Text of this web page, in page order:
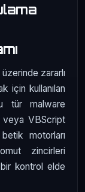
zararlı
için kullanılan
tür malware
veya VBScript
motorları
zincirleri
kontrol elde